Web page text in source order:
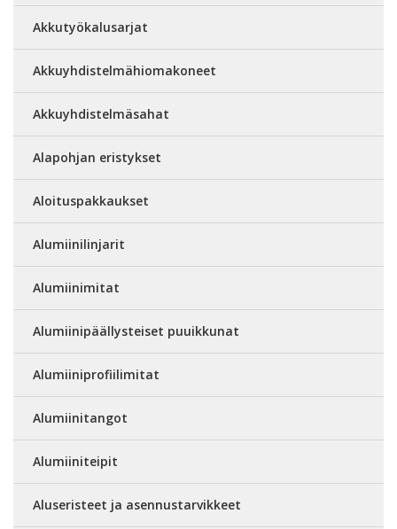
Akkutyökalusarjat
Akkuyhdistelmähiomakoneet
Akkuyhdistelmäsahat
Alapohjan eristykset
Aloituspakkaukset
Alumiinilinjarit
Alumiinimitat
Alumiinipäällysteiset puuikkunat
Alumiiniprofiilimitat
Alumiinitangot
Alumiiniteipit
Aluseristeet ja asennustarvikkeet